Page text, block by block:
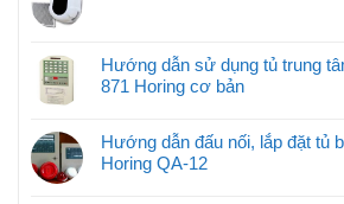
Hướng dẫn sử dụng tủ trung
871 Horing cơ bản
Hướng dẫn đấu nối, lắp đặt tủ
Horing QA-12